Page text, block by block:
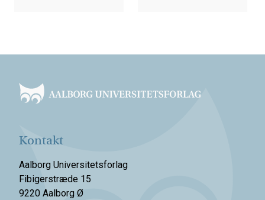
Kontakt
Aalborg Universitetsforlag
Fibigerstræde 15
9220 Aalborg Ø